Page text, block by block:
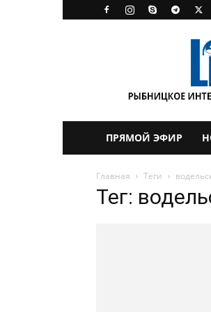
ПРЯМОЙ ЭФИР
Главная Теги
Тег: